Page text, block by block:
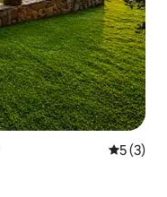
レビュー
5 (3)